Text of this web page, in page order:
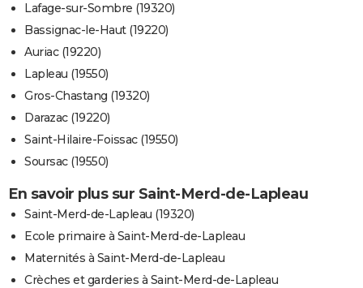
Lafage-sur-Sombre (19320)
Bassignac-le-Haut (19220)
Auriac (19220)
Lapleau (19550)
Gros-Chastang (19320)
Darazac (19220)
Saint-Hilaire-Foissac (19550)
Soursac (19550)
En savoir plus sur Saint-Merd-de-Lapleau
Saint-Merd-de-Lapleau (19320)
Ecole primaire à Saint-Merd-de-Lapleau
Maternités à Saint-Merd-de-Lapleau
Crèches et garderies à Saint-Merd-de-Lapleau